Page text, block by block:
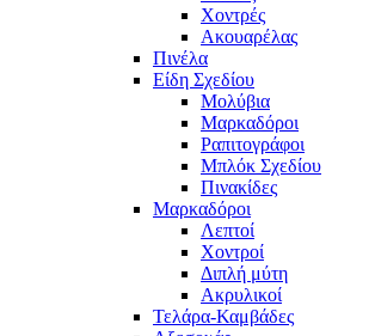
Χοντρές
Ακουαρέλας
Πινέλα
Είδη Σχεδίου
Μολύβια
Μαρκαδόροι
Ραπιτογράφοι
Μπλόκ Σχεδίου
Πινακίδες
Μαρκαδόροι
Λεπτοί
Χοντροί
Διπλή μύτη
Ακρυλικοί
Τελάρα-Καμβάδες